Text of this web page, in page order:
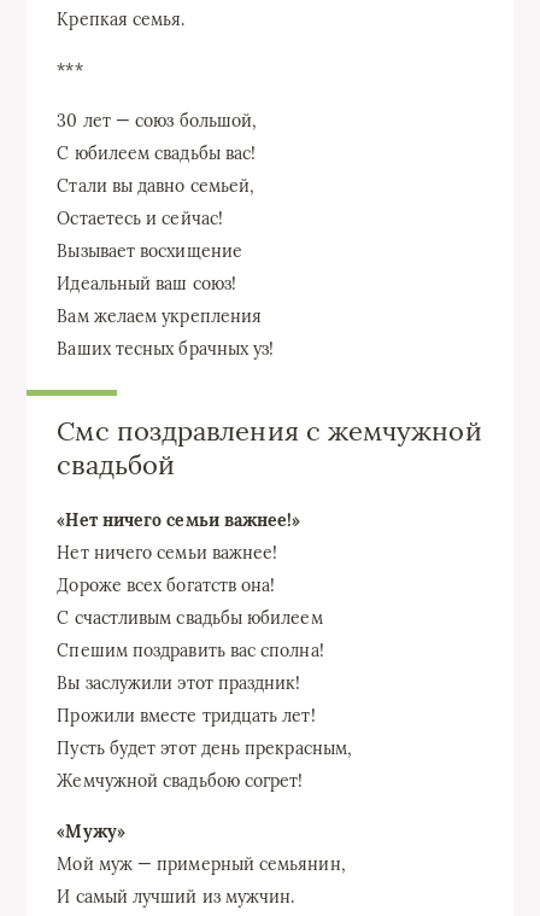
Крепкая семья.
***
30 лет — союз большой,
С юбилеем свадьбы вас!
Стали вы давно семьей,
Остаетесь и сейчас!
Вызывает восхищение
Идеальный ваш союз!
Вам желаем укрепления
Ваших тесных брачных уз!
Смс поздравления с жемчужной
свадьбой
«Нет ничего семьи важнее!»
Нет ничего семьи важнее!
Дороже всех богатств она!
С счастливым свадьбы юбилеем
Спешим поздравить вас сполна!
Вы заслужили этот праздник!
Прожили вместе тридцать лет!
Пусть будет этот день прекрасным,
Жемчужной свадьбою согрет!
«Мужу»
Мой муж — примерный семьянин,
И самый лучший из мужчин.